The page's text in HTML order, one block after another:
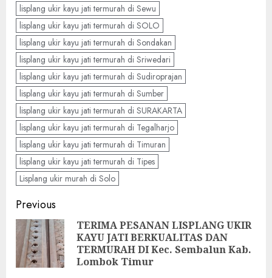
lisplang ukir kayu jati termurah di Sewu
lisplang ukir kayu jati termurah di SOLO
lisplang ukir kayu jati termurah di Sondakan
lisplang ukir kayu jati termurah di Sriwedari
lisplang ukir kayu jati termurah di Sudiroprajan
lisplang ukir kayu jati termurah di Sumber
lisplang ukir kayu jati termurah di SURAKARTA
lisplang ukir kayu jati termurah di Tegalharjo
lisplang ukir kayu jati termurah di Timuran
lisplang ukir kayu jati termurah di Tipes
Lisplang ukir murah di Solo
Previous
TERIMA PESANAN LISPLANG UKIR
KAYU JATI BERKUALITAS DAN
TERMURAH DI Kec. Sembalun Kab.
Lombok Timur